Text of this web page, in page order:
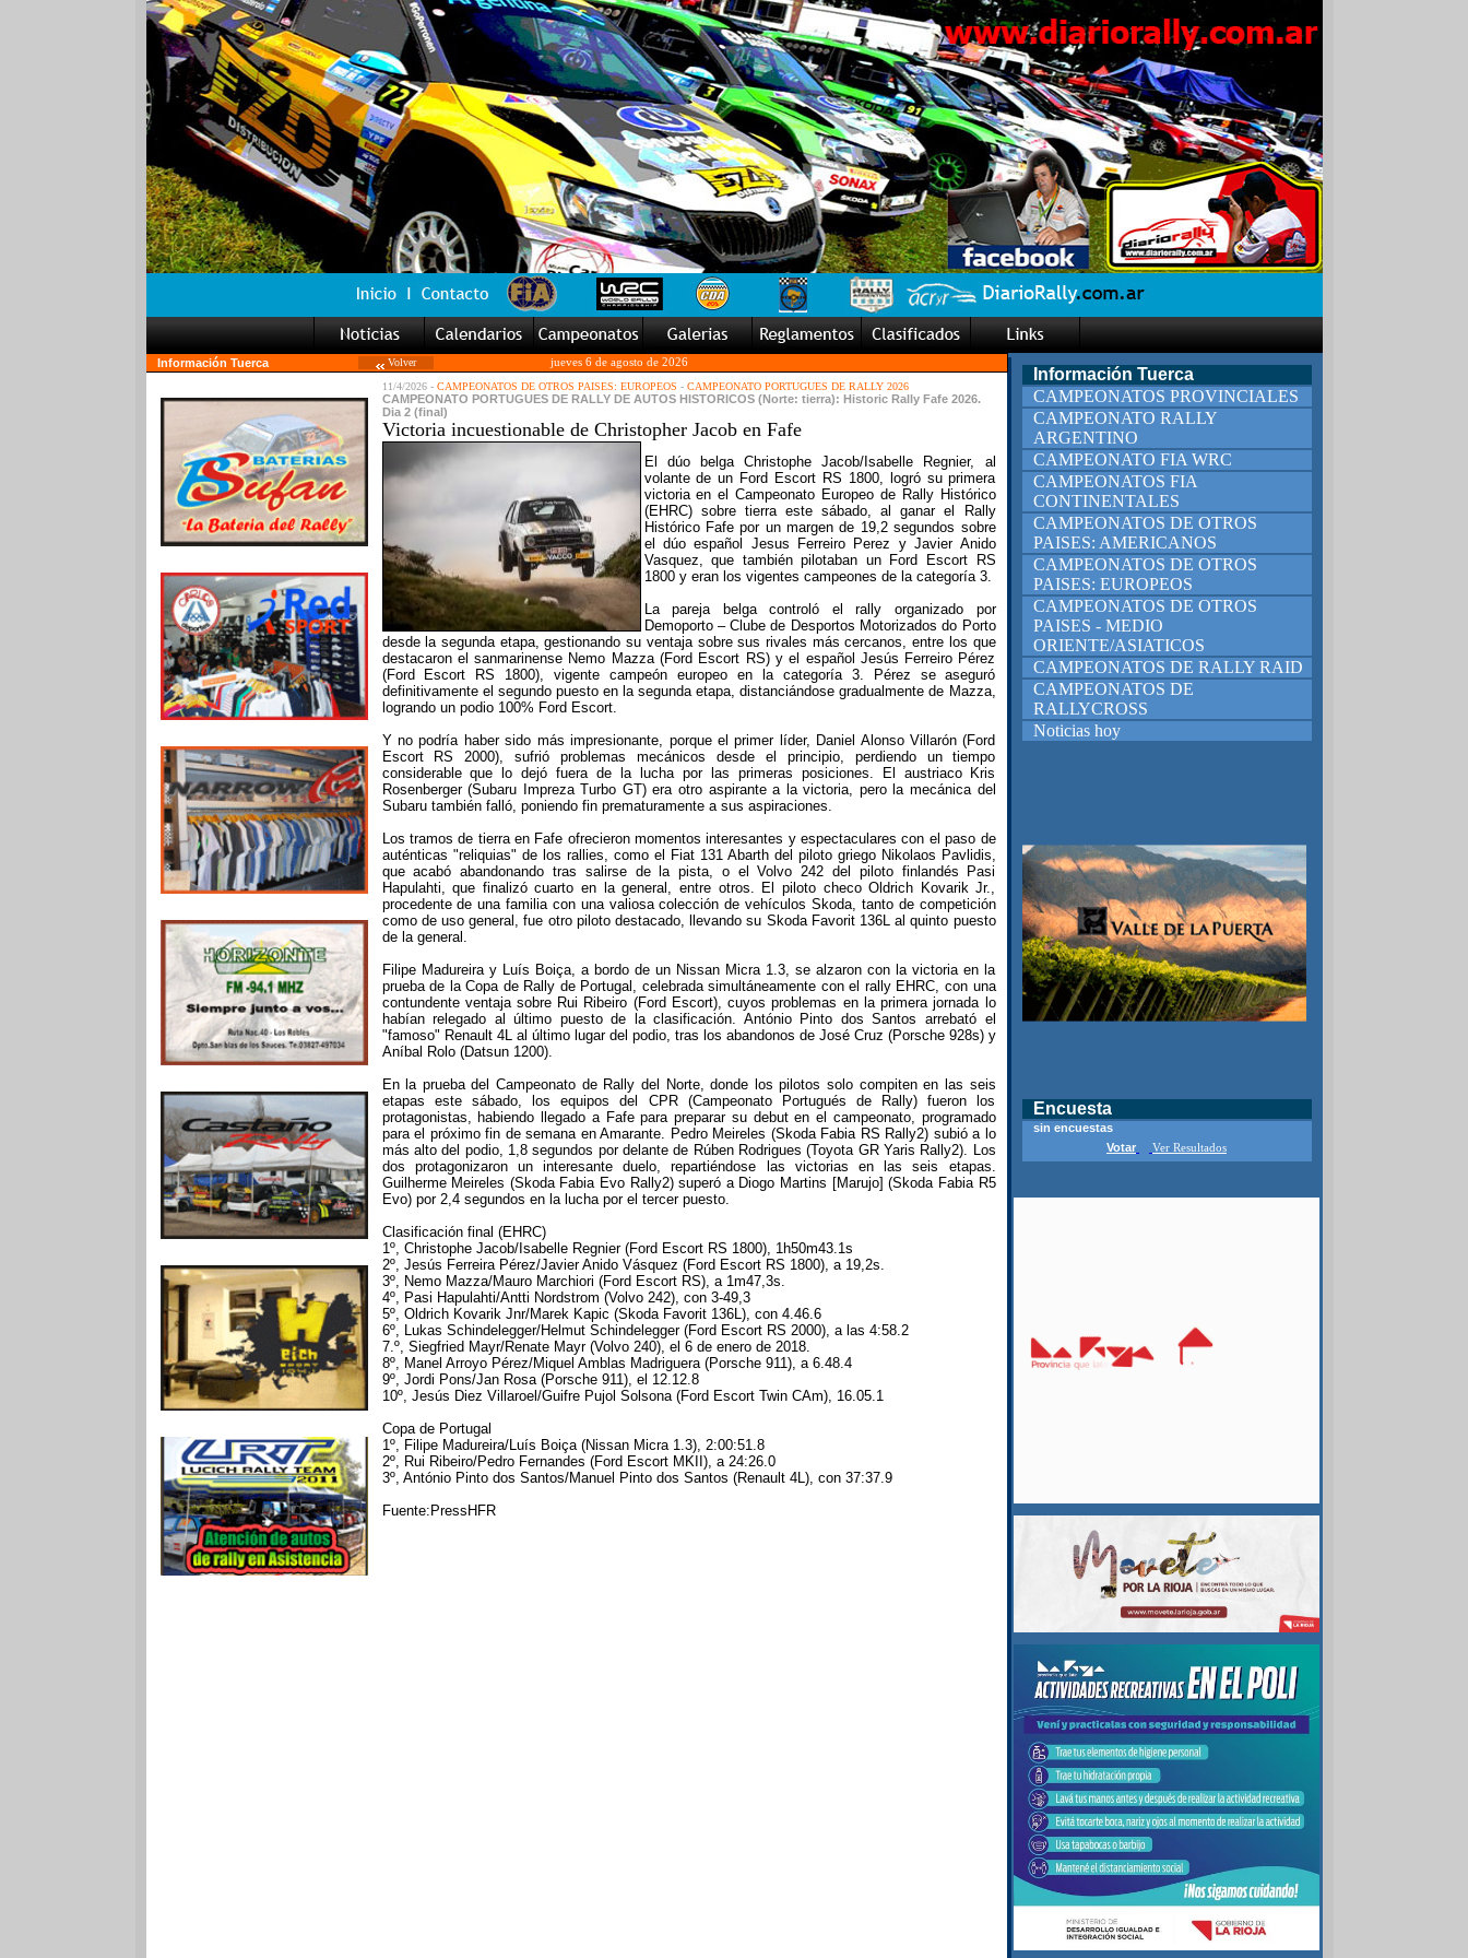
Información Tuerca Volver jueves 6 de agosto de 2026
Información Tuerca
CAMPEONATOS PROVINCIALES
CAMPEONATO RALLY
ARGENTINO
CAMPEONATO FIA WRC
CAMPEONATOS FIA
CONTINENTALES
CAMPEONATOS DE OTROS
PAISES: AMERICANOS
CAMPEONATOS DE OTROS
PAISES: EUROPEOS
CAMPEONATOS DE OTROS
PAISES - MEDIO
ORIENTE/ASIATICOS
CAMPEONATOS DE RALLY RAID
CAMPEONATOS DE
RALLYCROSS
Noticias hoy
Encuesta
sin encuestas
Votar
Ver Resultados
11/4/2026 - CAMPEONATOS DE OTROS PAISES: EUROPEOS - CAMPEONATO PORTUGUES DE RALLY 2026
CAMPEONATO PORTUGUES DE RALLY DE AUTOS HISTORICOS (Norte: tierra): Historic Rally Fafe 2026.
Dia 2 (final)
Victoria incuestionable de Christopher Jacob en Fafe
El dúo belga Christophe Jacob/Isabelle Regnier, al
volante de un Ford Escort RS 1800, logró su primera
victoria en el Campeonato Europeo de Rally Histórico
(EHRC) sobre tierra este sábado, al ganar el Rally
Histórico Fafe por un margen de 19,2 segundos sobre
el dúo español Jesus Ferreiro Perez y Javier Anido
Vasquez, que también pilotaban un Ford Escort RS
1800 y eran los vigentes campeones de la categoría 3.
La pareja belga controló el rally organizado por
Demoporto – Clube de Desportos Motorizados do Porto
desde la segunda etapa, gestionando su ventaja sobre sus rivales más cercanos, entre los que
destacaron el sanmarinense Nemo Mazza (Ford Escort RS) y el español Jesús Ferreiro Pérez
(Ford Escort RS 1800), vigente campeón europeo en la categoría 3. Pérez se aseguró
definitivamente el segundo puesto en la segunda etapa, distanciándose gradualmente de Mazza,
logrando un podio 100% Ford Escort.
Y no podría haber sido más impresionante, porque el primer líder, Daniel Alonso Villarón (Ford
Escort RS 2000), sufrió problemas mecánicos desde el principio, perdiendo un tiempo
considerable que lo dejó fuera de la lucha por las primeras posiciones. El austriaco Kris
Rosenberger (Subaru Impreza Turbo GT) era otro aspirante a la victoria, pero la mecánica del
Subaru también falló, poniendo fin prematuramente a sus aspiraciones.
Los tramos de tierra en Fafe ofrecieron momentos interesantes y espectaculares con el paso de
auténticas "reliquias" de los rallies, como el Fiat 131 Abarth del piloto griego Nikolaos Pavlidis,
que acabó abandonando tras salirse de la pista, o el Volvo 242 del piloto finlandés Pasi
Hapulahti, que finalizó cuarto en la general, entre otros. El piloto checo Oldrich Kovarik Jr.,
procedente de una familia con una valiosa colección de vehículos Skoda, tanto de competición
como de uso general, fue otro piloto destacado, llevando su Skoda Favorit 136L al quinto puesto
de la general.
Filipe Madureira y Luís Boiça, a bordo de un Nissan Micra 1.3, se alzaron con la victoria en la
prueba de la Copa de Rally de Portugal, celebrada simultáneamente con el rally EHRC, con una
contundente ventaja sobre Rui Ribeiro (Ford Escort), cuyos problemas en la primera jornada lo
habían relegado al último puesto de la clasificación. António Pinto dos Santos arrebató el
"famoso" Renault 4L al último lugar del podio, tras los abandonos de José Cruz (Porsche 928s) y
Aníbal Rolo (Datsun 1200).
En la prueba del Campeonato de Rally del Norte, donde los pilotos solo compiten en las seis
etapas este sábado, los equipos del CPR (Campeonato Portugués de Rally) fueron los
protagonistas, habiendo llegado a Fafe para preparar su debut en el campeonato, programado
para el próximo fin de semana en Amarante. Pedro Meireles (Skoda Fabia RS Rally2) subió a lo
más alto del podio, 1,8 segundos por delante de Rúben Rodrigues (Toyota GR Yaris Rally2). Los
dos protagonizaron un interesante duelo, repartiéndose las victorias en las seis etapas.
Guilherme Meireles (Skoda Fabia Evo Rally2) superó a Diogo Martins [Marujo] (Skoda Fabia R5
Evo) por 2,4 segundos en la lucha por el tercer puesto.
Clasificación final (EHRC)
1º, Christophe Jacob/Isabelle Regnier (Ford Escort RS 1800), 1h50m43.1s
2º, Jesús Ferreira Pérez/Javier Anido Vásquez (Ford Escort RS 1800), a 19,2s.
3º, Nemo Mazza/Mauro Marchiori (Ford Escort RS), a 1m47,3s.
4º, Pasi Hapulahti/Antti Nordstrom (Volvo 242), con 3-49,3
5º, Oldrich Kovarik Jnr/Marek Kapic (Skoda Favorit 136L), con 4.46.6
6º, Lukas Schindelegger/Helmut Schindelegger (Ford Escort RS 2000), a las 4:58.2
7.º, Siegfried Mayr/Renate Mayr (Volvo 240), el 6 de enero de 2018.
8º, Manel Arroyo Pérez/Miquel Amblas Madriguera (Porsche 911), a 6.48.4
9º, Jordi Pons/Jan Rosa (Porsche 911), el 12.12.8
10º, Jesús Diez Villaroel/Guifre Pujol Solsona (Ford Escort Twin CAm), 16.05.1
Copa de Portugal
1º, Filipe Madureira/Luís Boiça (Nissan Micra 1.3), 2:00:51.8
2º, Rui Ribeiro/Pedro Fernandes (Ford Escort MKII), a 24:26.0
3º, António Pinto dos Santos/Manuel Pinto dos Santos (Renault 4L), con 37:37.9
Fuente:PressHFR